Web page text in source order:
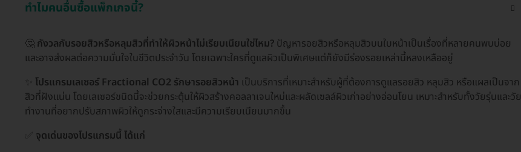
ทำไมคนอื่นซื้อแพ็กเกจนี้?
🤔 กังวลกับรอยสิวหรือหลุมสิวที่ทำให้ผิวหน้าไม่เรียบเนียนใช่ไหม? ปัญหารอยสิวหรือหลุมสิวบนใบหน้าเป็นเรื่องที่หลายคนพบบ่อย
และอาจส่งผลต่อความมั่นใจในชีวิตประจำวัน โดยเฉพาะใครที่ดูแลผิวเป็นพิเศษแต่ก็ยังมีร่องรอยเหล่านี้หลงเหลืออยู่
โปรแกรมเลเซอร์ Fractional CO2 รักษารอยสิวหน้า เป็นบริการที่เหมาะสำหรับผู้ที่ต้องการดูแลรอยสิว หลุมสิว หรือแผลเป็นจาก
สิวที่ฝังแน่น โดยเลเซอร์ชนิดนี้จะช่วยกระตุ้นให้ผิวสร้างคอลลาเจนใหม่และผลัดเซลล์ผิวเก่าอย่างอ่อนโยน เหมาะสำหรับทั้งวัยรุ่นและวัย
ทำงานที่อยากปรับสภาพผิวให้ดูกระจ่างใสและมีความเรียบเนียนมากขึ้น
จุดเด่นของโปรแกรมนี้ ได้แก่